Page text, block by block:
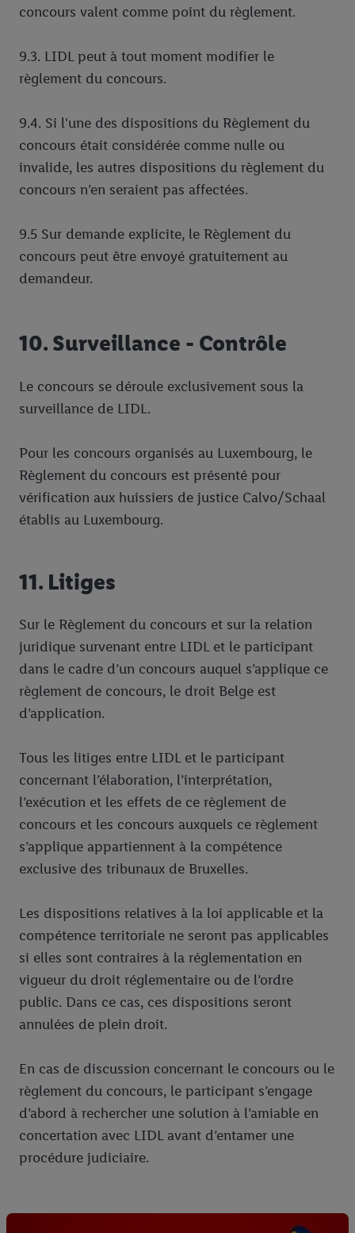
concours valent comme point du règlement.
9.3. LIDL peut à tout moment modifier le
règlement du concours.
9.4. Si l'une des dispositions du Règlement du
concours était considérée comme nulle ou
invalide, les autres dispositions du règlement du
concours n’en seraient pas affectées.
9.5 Sur demande explicite, le Règlement du
concours peut être envoyé gratuitement au
demandeur.
10. Surveillance - Contrôle
Le concours se déroule exclusivement sous la
surveillance de LIDL.
Pour les concours organisés au Luxembourg, le
Règlement du concours est présenté pour
vérification aux huissiers de justice Calvo/Schaal
établis au Luxembourg.
11. Litiges
Sur le Règlement du concours et sur la relation
juridique survenant entre LIDL et le participant
dans le cadre d’un concours auquel s’applique ce
règlement de concours, le droit Belge est
d’application.
Tous les litiges entre LIDL et le participant
concernant l’élaboration, l’interprétation,
l’exécution et les effets de ce règlement de
concours et les concours auxquels ce règlement
s’applique appartiennent à la compétence
exclusive des tribunaux de Bruxelles.
Les dispositions relatives à la loi applicable et la
compétence territoriale ne seront pas applicables
si elles sont contraires à la réglementation en
vigueur du droit réglementaire ou de l’ordre
public. Dans ce cas, ces dispositions seront
annulées de plein droit.
En cas de discussion concernant le concours ou le
règlement du concours, le participant s’engage
d’abord à rechercher une solution à l’amiable en
concertation avec LIDL avant d’entamer une
procédure judiciaire.